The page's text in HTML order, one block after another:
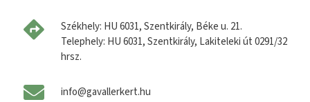
Székhely: HU 6031, Szentkirály, Béke u. 21.
Telephely: HU 6031, Szentkirály, Lakiteleki út 0291/32
hrsz.
info@gavallerkert.hu